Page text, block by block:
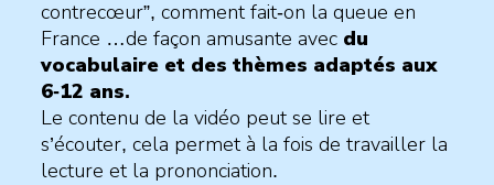
contrecœur”, comment fait-on la queue en
France …de façon amusante avec du
vocabulaire et des thèmes adaptés aux
6-12 ans.
Le contenu de la vidéo peut se lire et
s’écouter, cela permet à la fois de travailler la
lecture et la prononciation.